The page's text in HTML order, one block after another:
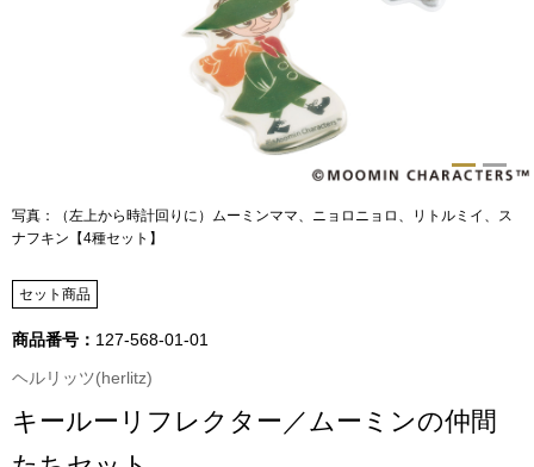
アクセサリー
ン雑貨
写真：（左上から時計回りに）ムーミンママ、ニョロニョロ、リトルミイ、ス
ナフキン【4種セット】
セット商品
商品番号： 127-568-01-01
ヘルリッツ(herlitz)
キールーリフレクター／ムーミンの仲間